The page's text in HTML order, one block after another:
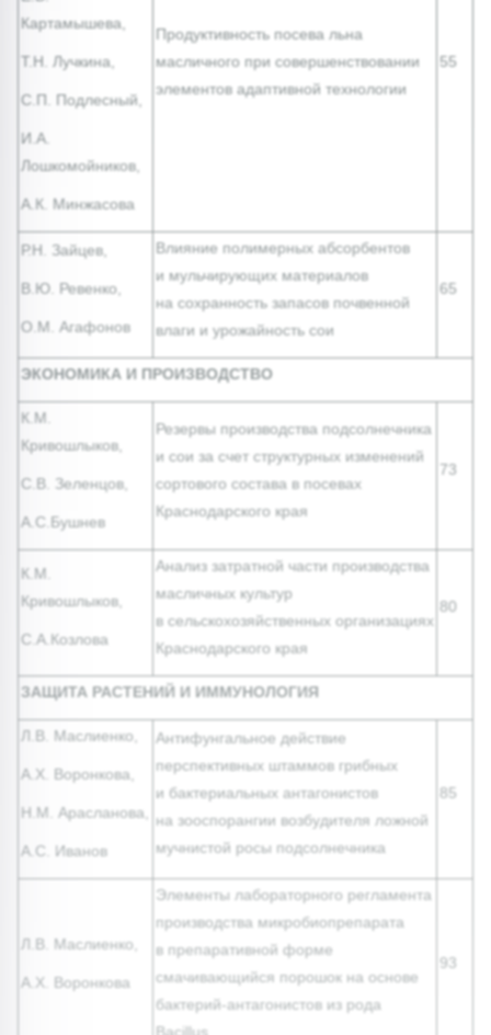
Картамышева,
Т.Н. Лучкина,
С.П. Подлесный,
И.А.
Лошкомойников,
А.К. Минжасова
Продуктивность посева льна
масличного при совершенствовании
элементов адаптивной технологии
55
Р.Н. Зайцев,
В.Ю. Ревенко,
О.М. Агафонов
Влияние полимерных абсорбентов
и мульчирующих материалов
на сохранность запасов почвенной
влаги и урожайность сои
65
ЭКОНОМИКА И ПРОИЗВОДСТВО
К.М.
Кривошлыков,
С.В. Зеленцов,
А.С.Бушнев
Резервы производства подсолнечника
и сои за счет структурных изменений
сортового состава в посевах
Краснодарского края
73
К.М.
Кривошлыков,
С.А.Козлова
Анализ затратной части производства
масличных культур
в сельскохозяйственных организациях
Краснодарского края
80
ЗАЩИТА РАСТЕНИЙ И ИММУНОЛОГИЯ
Л.В. Маслиенко,
А.Х. Воронкова,
Н.М. Арасланова,
А.С. Иванов
Антифунгальное действие
перспективных штаммов грибных
и бактериальных антагонистов
на зооспорангии возбудителя ложной
мучнистой росы подсолнечника
85
Л.В. Маслиенко,
А.Х. Воронкова
Элементы лабораторного регламента
производства микробиопрепарата
в препаративной форме
смачивающийся порошок на основе
бактерий-антагонистов из рода
93